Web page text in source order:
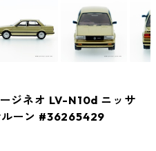
ジネオ LV-N10d ニッサ
ルーン #36265429